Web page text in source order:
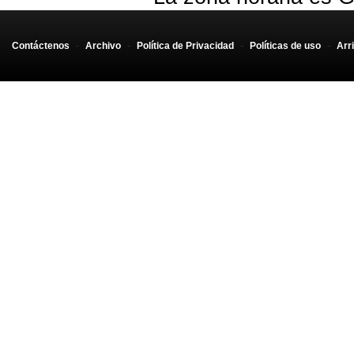
Contáctenos - Archivo - Política de Privacidad - Políticas de uso -